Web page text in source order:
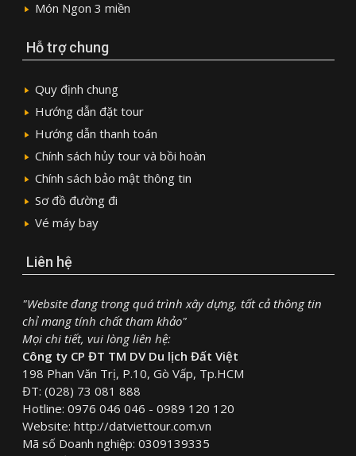
Món Ngon 3 miền
Hỗ trợ chung
Quy định chung
Hướng dẫn đặt tour
Hướng dẫn thanh toán
Chính sách hủy tour và bồi hoàn
Chính sách bảo mật thông tin
Sơ đồ đường đi
Vé máy bay
Liên hệ
"Website đang trong quá trình xây dựng, tất cả thông tin
chỉ mang tính chất tham khảo"
Mọi chi tiết, vui lòng liên hệ:
Công ty CP ĐT TM DV Du lịch Đất Việt
198 Phan Văn Trị, P.10, Gò Vấp, Tp.HCM
ĐT: (028) 73 081 888
Hotline: 0976 046 046 - 0989 120 120
Website: http://datviettour.com.vn
Mã số Doanh nghiệp: 0309139335